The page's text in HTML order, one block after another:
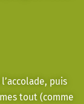
puis
tout (comme